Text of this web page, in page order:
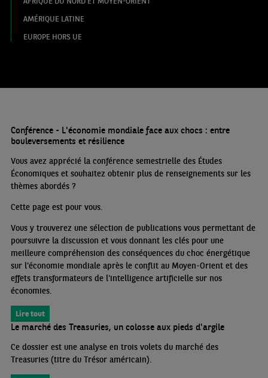
AMÉRIQUE LATINE
EUROPE HORS UE
Conférence - L'économie mondiale face aux chocs : entre
bouleversements et résilience
Vous avez apprécié la conférence semestrielle des Études
Économiques et souhaitez obtenir plus de renseignements sur les
thèmes abordés?
Cette page est pour vous.
Vous y trouverez une sélection de publications vous permettant de
poursuivre la discussion et vous donnant les clés pour une
meilleure compréhension des conséquences du choc énergétique
sur l'économie mondiale après le conflit au Moyen-Orient et des
effets transformateurs de l'intelligence artificielle sur nos
économies.
Lire tout
Le marché des Treasuries, un colosse aux pieds d'argile
Ce dossier est une analyse en trois volets du marché des
Treasuries (titre du Trésor américain).